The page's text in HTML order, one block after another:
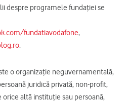
despre programele fundaţiei se
fundatiavodafone,
.
o organizaţie neguvernamentală,
juridică privată, non-profit,
altă instituție sau persoană,